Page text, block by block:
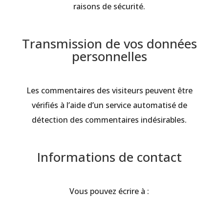
raisons de sécurité.
Transmission de vos données
personnelles
Les commentaires des visiteurs peuvent être
vérifiés à l’aide d’un service automatisé de
détection des commentaires indésirables.
Informations de contact
Vous pouvez écrire à :